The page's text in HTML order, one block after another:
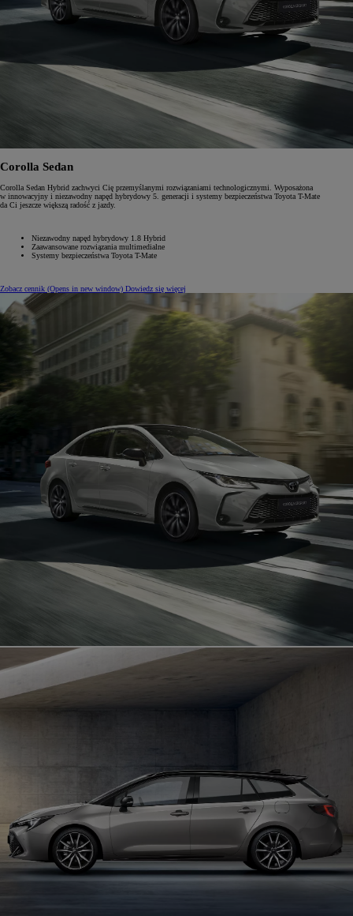
Corolla Sedan
Corolla Sedan Hybrid zachwyci Cię przemyślanymi rozwiązaniami technologicznymi. Wyposażona
w innowacyjny i niezawodny napęd hybrydowy 5. generacji i systemy bezpieczeństwa Toyota T-Mate
da Ci jeszcze większą radość z jazdy.
Niezawodny napęd hybrydowy 1.8‎ Hybrid
Zaawansowane rozwiązania multimedialne
Systemy bezpieczeństwa Toyota T-Mate
Zobacz cennik (Opens in new window) Dowiedz się więcej